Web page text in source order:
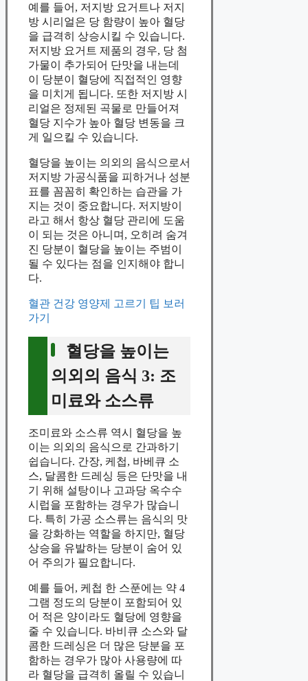
예를 들어, 저지방 요거트나 저지
방 시리얼은 당 함량이 높아 혈당
을 급격히 상승시킬 수 있습니다.
저지방 요거트 제품의 경우, 당 첨
가물이 추가되어 단맛을 내는데
이 당분이 혈당에 직접적인 영향
을 미치게 됩니다. 또한 저지방 시
리얼은 정제된 곡물로 만들어져
혈당 지수가 높아 혈당 변동을 크
게 일으킬 수 있습니다.
혈당을 높이는 의외의 음식으로서
저지방 가공식품을 피하거나 성분
표를 꼼꼼히 확인하는 습관을 가
지는 것이 중요합니다. 저지방이
라고 해서 항상 혈당 관리에 도움
이 되는 것은 아니며, 오히려 숨겨
진 당분이 혈당을 높이는 주범이
될 수 있다는 점을 인지해야 합니
다.
혈관 건강 영양제 고르기 팁 보러
가기
혈당을 높이는
의외의 음식 3: 조
미료와 소스류
조미료와 소스류 역시 혈당을 높
이는 의외의 음식으로 간과하기
쉽습니다. 간장, 케첩, 바베큐 소
스, 달콤한 드레싱 등은 단맛을 내
기 위해 설탕이나 고과당 옥수수
시럽을 포함하는 경우가 많습니
다. 특히 가공 소스류는 음식의 맛
을 강화하는 역할을 하지만, 혈당
상승을 유발하는 당분이 숨어 있
어 주의가 필요합니다.
예를 들어, 케첩 한 스푼에는 약 4
그램 정도의 당분이 포함되어 있
어 적은 양이라도 혈당에 영향을
줄 수 있습니다. 바비큐 소스와 달
콤한 드레싱은 더 많은 당분을 포
함하는 경우가 많아 사용량에 따
라 혈당을 급격히 올릴 수 있습니